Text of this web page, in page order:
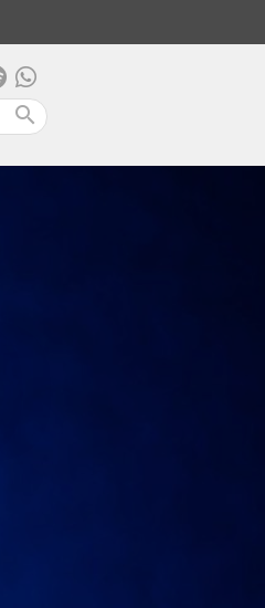
search